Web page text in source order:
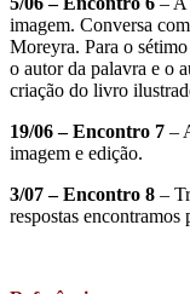
imagem. Conversa
Moreyra. Para o
o autor da palavra e o
criação do livro
19/06 – Encontro 7 –
imagem e edição.
3/07 – Encontro 8 –
respostas encontramos